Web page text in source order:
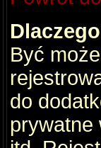
Być
do
prywatne